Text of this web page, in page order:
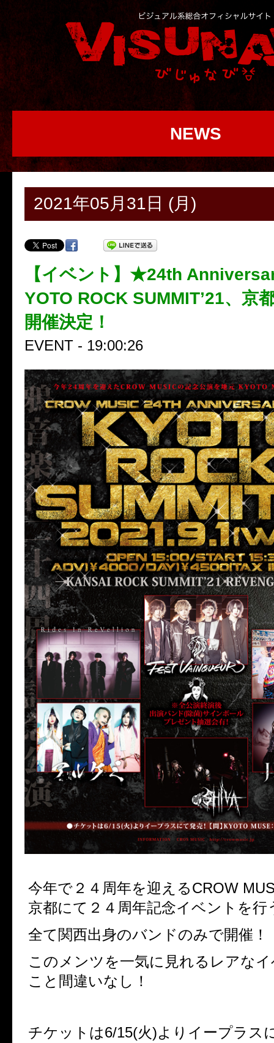
NEWS
2021年05月31日 (月)
【イベント】★24th
YOTO ROCK SUMMIT’21、京
開催決定！
EVENT - 19:00:26
今年で２４周年を迎えるCROW
京都にて２４周年記念イベントを行
全て関西出身のバンドのみで開催！
このメンツを一気に見れるレアな
こと間違いなし！
チケットは6/15(火)よりイープラス